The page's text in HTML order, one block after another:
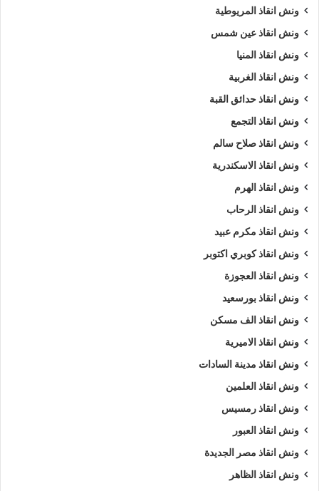
ونش انقاذ المريوطية
ونش انقاذ عين شمس
ونش انقاذ المنيا
ونش انقاذ الغربية
ونش انقاذ حدائق القبة
ونش انقاذ التجمع
ونش انقاذ صلاح سالم
ونش انقاذ الاسكندرية
ونش انقاذ الهرم
ونش انقاذ الرحاب
ونش انقاذ مكرم عبيد
ونش انقاذ كوبري اكتوبر
ونش انقاذ العجوزة
ونش انقاذ بورسعيد
ونش انقاذ الف مسكن
ونش انقاذ الاميرية
ونش انقاذ مدينة السادات
ونش انقاذ العلمين
ونش انقاذ رمسيس
ونش انقاذ العبور
ونش انقاذ مصر الجديدة
ونش انقاذ الظاهر